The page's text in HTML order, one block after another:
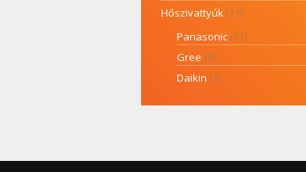
Hőszivattyúk (21)
Panasonic (11)
Gree (9)
Daikin (1)